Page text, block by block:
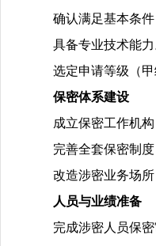
确认满足基本条
具备专业技术能力
选定申请等级（甲
保密体系建设
成立保密工作机
完善全套保密制
改造涉密业务场
人员与业绩准备
完成涉密人员保